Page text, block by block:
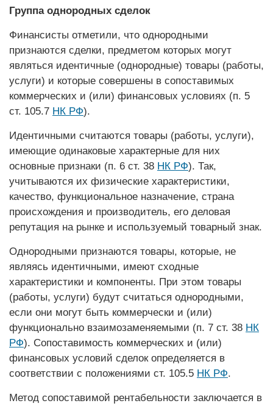
Группа однородных сделок
Финансисты отметили, что однородными
признаются сделки, предметом которых могут
являться идентичные (однородные) товары (работы,
услуги) и которые совершены в сопоставимых
коммерческих и (или) финансовых условиях (п. 5
ст. 105.7 НК РФ).
Идентичными считаются товары (работы, услуги),
имеющие одинаковые характерные для них
основные признаки (п. 6 ст. 38 НК РФ). Так,
учитываются их физические характеристики,
качество, функциональное назначение, страна
происхождения и производитель, его деловая
репутация на рынке и используемый товарный знак.
Однородными признаются товары, которые, не
являясь идентичными, имеют сходные
характеристики и компоненты. При этом товары
(работы, услуги) будут считаться однородными,
если они могут быть коммерчески и (или)
функционально взаимозаменяемыми (п. 7 ст. 38 НК
РФ). Сопоставимость коммерческих и (или)
финансовых условий сделок определяется в
соответствии с положениями ст. 105.5 НК РФ.
Метод сопоставимой рентабельности заключается в